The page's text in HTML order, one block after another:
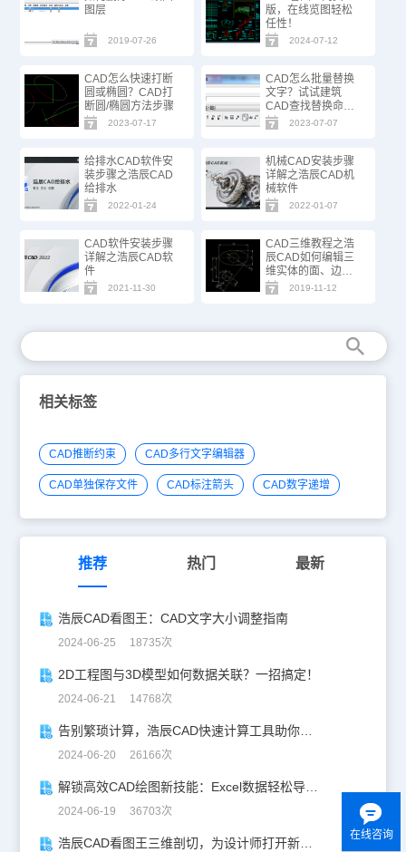
图层
2019-07-26
版，在线览图轻松
任性！
2024-07-12
CAD怎么快速打断
圆或椭圆？CAD打
断圆/椭圆方法步骤
2023-07-17
CAD怎么批量替换
文字？试试建筑
CAD查找替换命
令！
2023-07-07
给排水CAD软件安
装步骤之浩辰CAD
给排水
2022-01-24
机械CAD安装步骤
详解之浩辰CAD机
械软件
2022-01-07
CAD软件安装步骤
详解之浩辰CAD软
件
2021-11-30
CAD三维教程之浩
辰CAD如何编辑三
维实体的面、边、
体
2019-11-12
相关标签
CAD推断约束 CAD多行文字编辑器
CAD单独保存文件 CAD标注箭头 CAD数字递增
推荐 热门 最新
浩辰CAD看图王：CAD文字大小调整指南
2024-06-25 18735次
2D工程图与3D模型如何数据关联？一招搞定！
2024-06-21 14768次
告别繁琐计算，浩辰CAD快速计算工具助你一臂之力！
2024-06-20 26166次
解锁高效CAD绘图新技能：Excel数据轻松导入CAD
2024-06-19 36703次
浩辰CAD看图王三维剖切，为设计师打开新世界的大门！
在线咨询